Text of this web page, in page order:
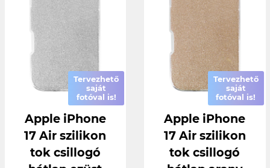
Tervezhető
saját
fotóval is!
Apple iPhone
17 Air szilikon
tok csillogó
Tervezhető
saját
fotóval is!
Apple iPhone
17 Air szilikon
tok csillogó